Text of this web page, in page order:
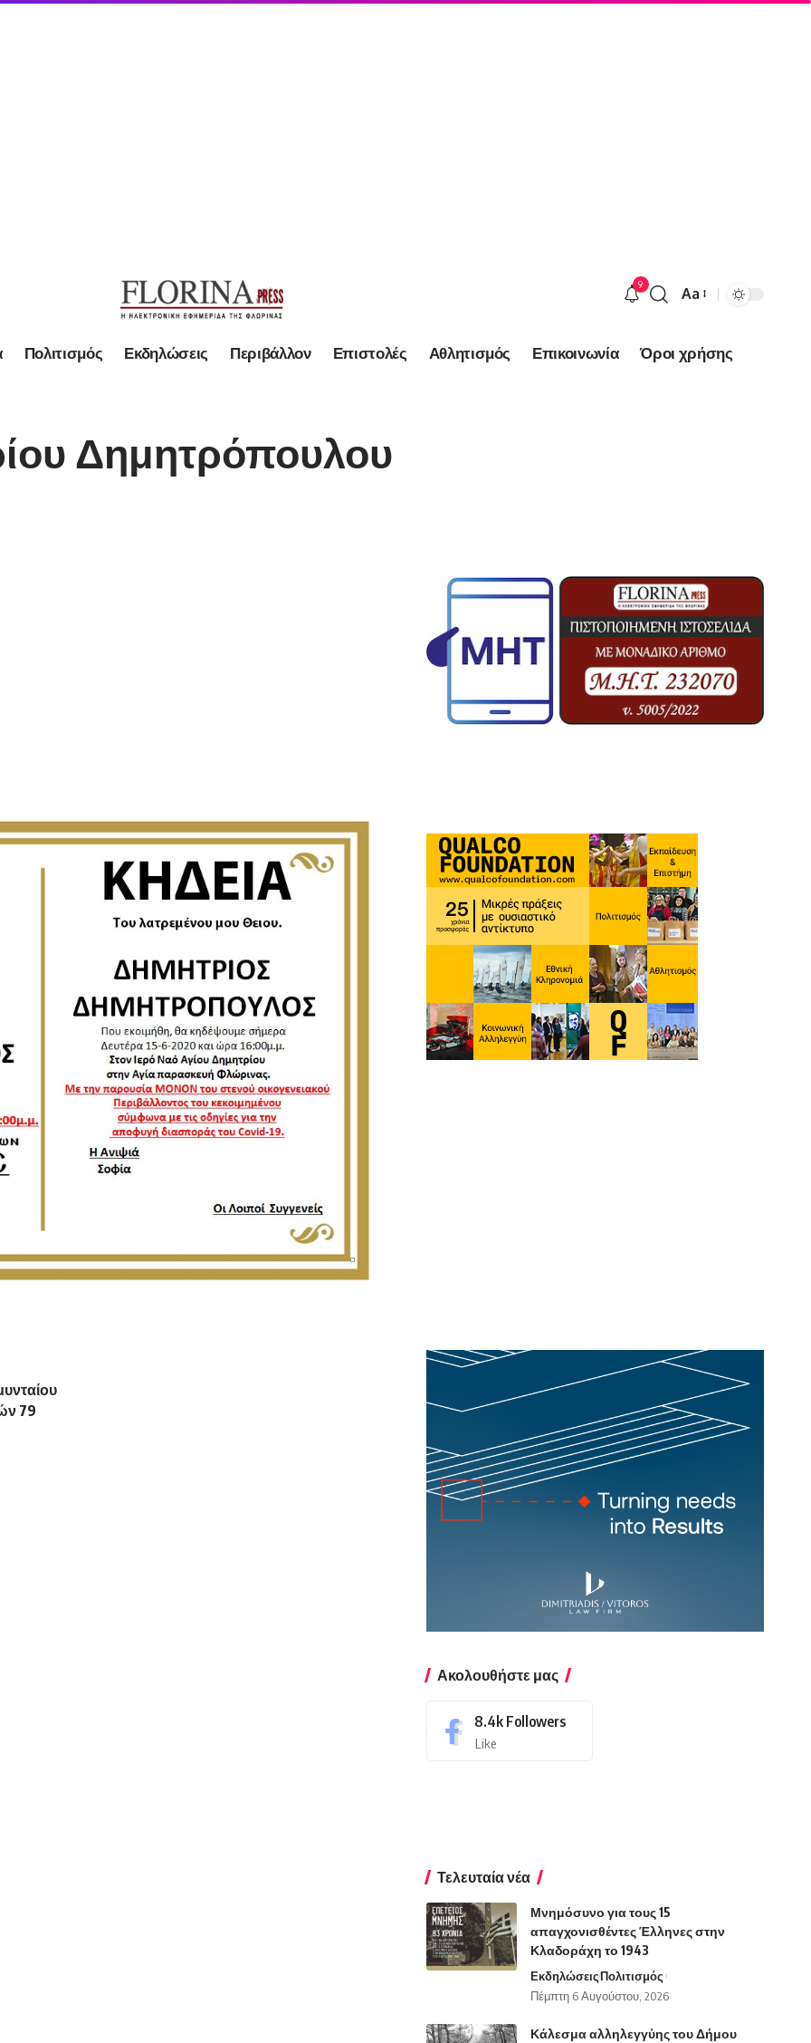
9
Font
Aa
Πολιτισμός Εκδηλώσεις Περιβάλλον Επιστολές Αθλητισμός Επικοινωνία Όροι χρήσης
Δημητρόπουλου
79
Ακολουθήστε μας
8.4k Followers
Like
Τελευταία νέα
Μνημόσυνο για τους 15
απαγχονισθέντες Έλληνες στην
Κλαδοράχη το 1943
ΕκδηλώσειςΠολιτισμός
Πέμπτη 6 Αυγούστου, 2026
Κάλεσμα αλληλεγγύης του Δήμου